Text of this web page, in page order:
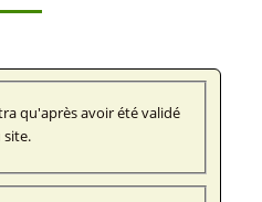
qu'après avoir été validé